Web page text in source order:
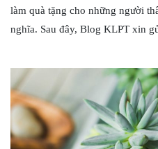
làm quà tặng cho những người
nghĩa. Sau đây, Blog KLPT xin